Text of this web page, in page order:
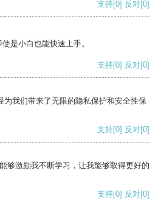
支持[0] 反对[0]
是小白也能快速上手。
支持[0] 反对[0]
为我们带来了无限的隐私保护和安全性保
支持[0] 反对[0]
够激励我不断学习，让我能够取得更好的
支持[0] 反对[0]